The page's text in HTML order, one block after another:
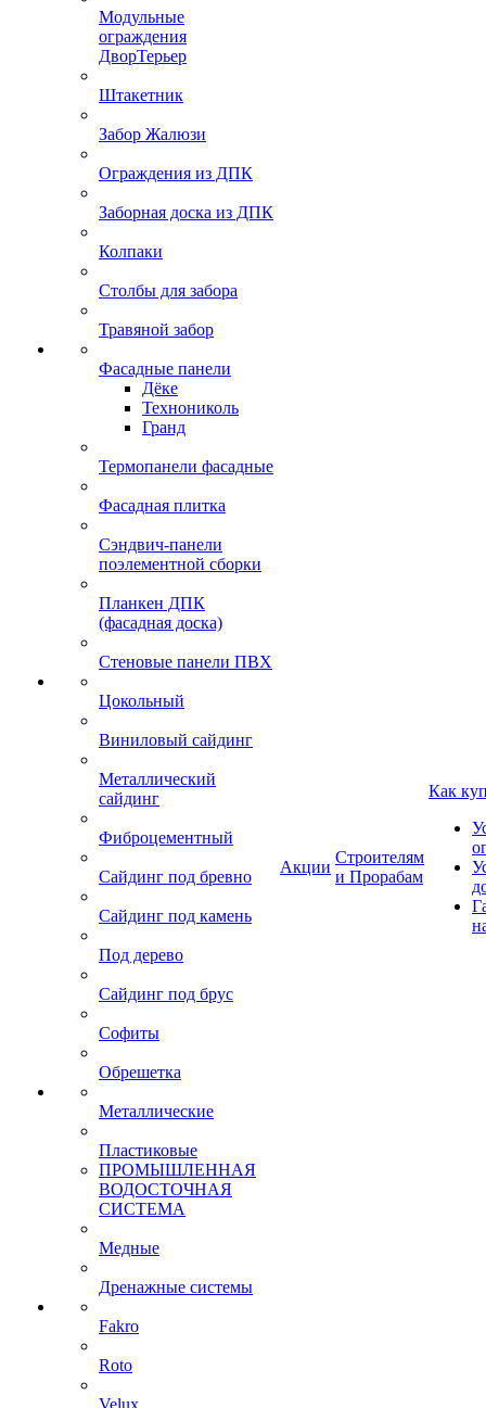
Модульные
ограждения
ДворТерьер
Штакетник
Забор Жалюзи
Ограждения из ДПК
Заборная доска из ДПК
Колпаки
Столбы для забора
Травяной забор
Фасадные панели
Дёке
Технониколь
Гранд
Термопанели фасадные
Фасадная плитка
Сэндвич-панели
поэлементной сборки
Планкен ДПК
(фасадная доска)
Стеновые панели ПВХ
Цокольный
Виниловый сайдинг
Металлический
сайдинг
Фиброцементный
Сайдинг под бревно
Сайдинг под камень
Под дерево
Сайдинг под брус
Софиты
Обрешетка
Металлические
Пластиковые
ПРОМЫШЛЕННАЯ
ВОДОСТОЧНАЯ
СИСТЕМА
Медные
Дренажные системы
Fakro
Roto
Velux
Акции
Строителям
и Прорабам
Как